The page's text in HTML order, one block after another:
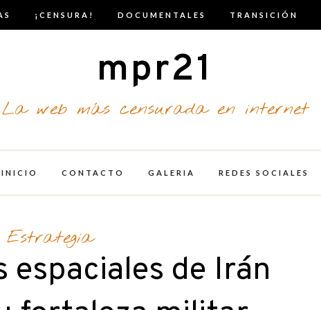
¡CENSURA! DOCUMENTALES TRANSICIÓN
mpr21
La web más censurada en internet
INICIO CONTACTO GALERIA REDES SOCIALES
Estrategia
espaciales de Irán